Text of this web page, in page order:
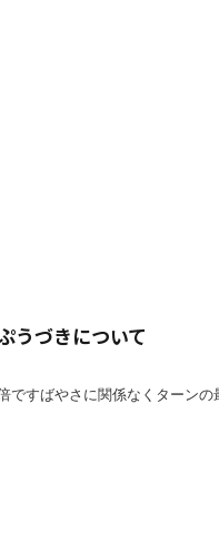
うづきについて
ですばやさに関係なくターンの